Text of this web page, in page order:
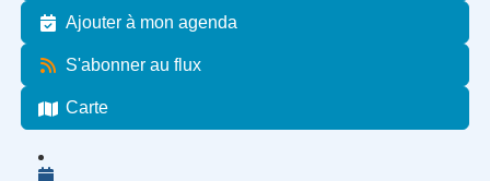
Ajouter à mon agenda
S'abonner au flux
Carte